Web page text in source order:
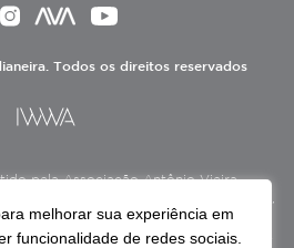
Todos os direitos reservados
pela Associação Antônio Vieira
privado sem fins lucrativos, filantrópica,
assistencial e beneficente, certificada
Assistência Social (CEBAS), nas áreas
melhorar sua experiência em
funcionalidade de redes sociais.